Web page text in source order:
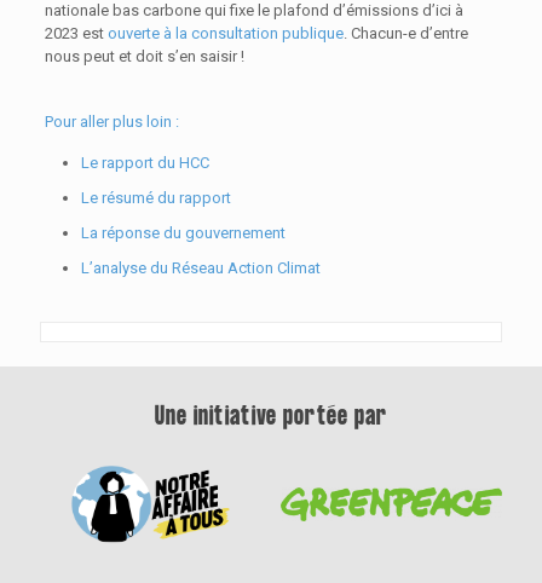
nationale bas carbone qui fixe le plafond d’émissions d’ici à
2023 est ouverte à la consultation publique. Chacun-e d’entre
nous peut et doit s’en saisir !
Pour aller plus loin :
Le rapport du HCC
Le résumé du rapport
La réponse du gouvernement
L’analyse du Réseau Action Climat
Une initiative portée par